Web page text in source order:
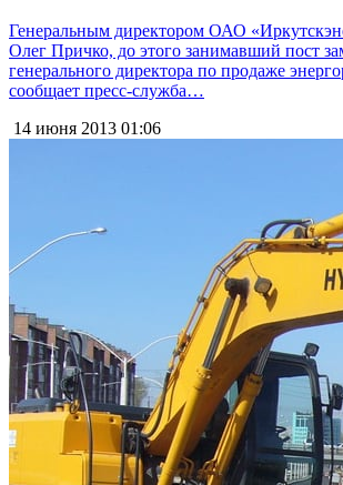
Генеральным директором ОАО
Олег Причко, до этого занимавший пост
генерального директора по продаже
сообщает пресс-служба…
14 июня 2013 01:06